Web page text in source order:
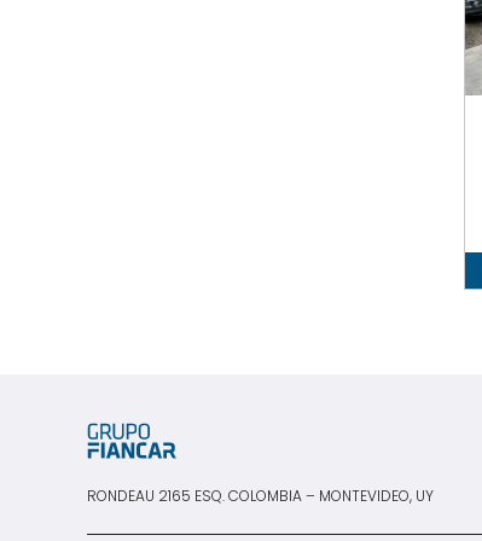
RONDEAU 2165 ESQ. COLOMBIA – MONTEVIDEO, UY